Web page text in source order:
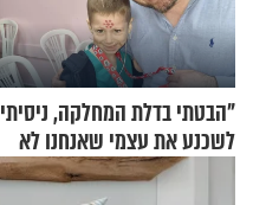
"הבטתי בדלת המחלקה, ניסיתי
לשכנע את עצמי שאנחנו לא
שייכים לשם"